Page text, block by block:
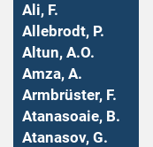
Ali, F.
Allebrodt, P.
Altun, A.O.
Amza, A.
Armbrüster, F.
Atanasoaie, B.
Atanasov, G.